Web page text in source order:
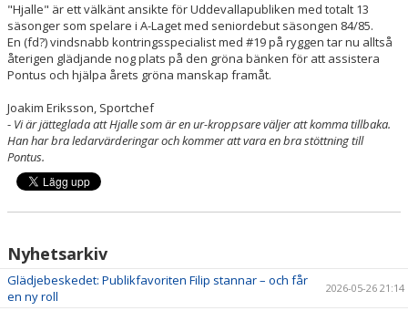
"Hjalle" är ett välkänt ansikte för Uddevallapubliken med totalt 13
säsonger som spelare i A-Laget med seniordebut säsongen 84/85.
En (fd?) vindsnabb kontringsspecialist med #19 på ryggen tar nu alltså
återigen glädjande nog plats på den gröna bänken för att assistera
Pontus och hjälpa årets gröna manskap framåt.
Joakim Eriksson, Sportchef
- Vi är jätteglada att Hjalle som är en ur-kroppsare väljer att komma tillbaka.
Han har bra ledarvärderingar och kommer att vara en bra stöttning till
Pontus.
Nyhetsarkiv
Glädjebeskedet: Publikfavoriten Filip stannar – och får
en ny roll
2026-05-26 21:14